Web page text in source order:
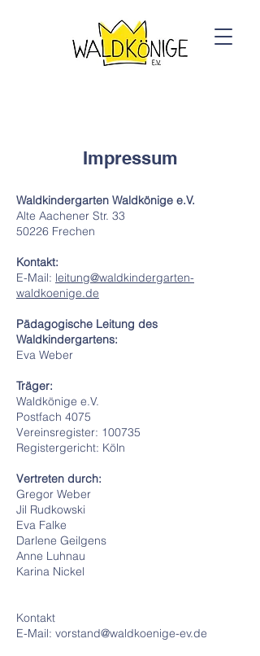
Impressum
Waldkindergarten Waldkönige e.V.
Alte Aachener Str. 33
50226 Frechen
Kontakt:
E-Mail: leitung@waldkindergarten-
waldkoenige.de
Pädagogische Leitung des
Waldkindergartens:
Eva Weber
Träger:
Waldkönige e.V.
Postfach 4075
Vereinsregister: 100735
Registergericht: Köln
Vertreten durch:
Gregor Weber
Jil Rudkowski
Eva Falke
Darlene Geilgens
Anne Luhnau
Karina Nickel
Kontakt
E-Mail: vorstand@waldkoenige-ev.de